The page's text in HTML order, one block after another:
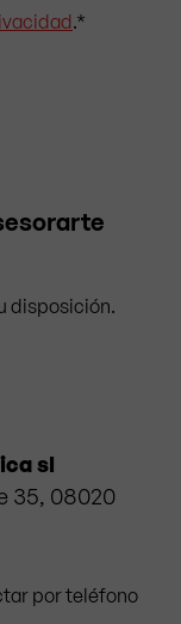
disposición.
sl
35, 08020
por teléfono
.*